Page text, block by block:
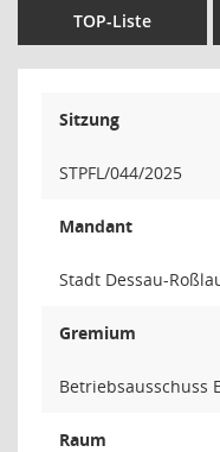
TOP-Liste
Sitzung
STPFL/044/2025
Mandant
Stadt Dessau-
Gremium
Betriebsausschuss
Raum